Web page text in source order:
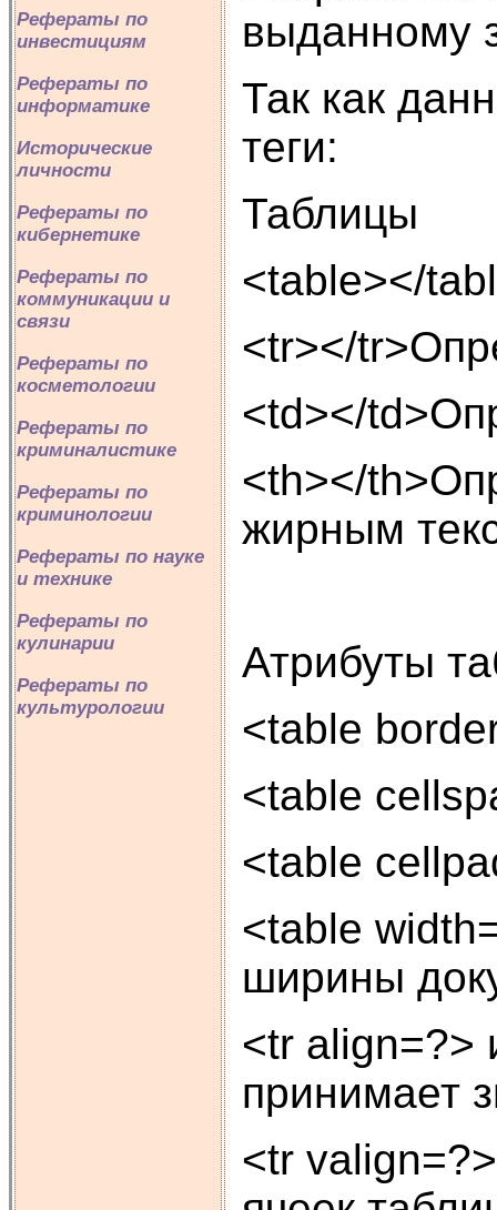
Рефераты по
инвестициям
Рефераты по
информатике
Исторические
личности
Рефераты по
кибернетике
Рефераты по
коммуникации и
связи
Рефераты по
косметологии
Рефераты по
криминалистике
Рефераты по
криминологии
Рефераты по науке
и технике
Рефераты по
кулинарии
Рефераты по
культурологии
выданному
Так как
теги:
Таблицы
<table></
<tr></
<td></
<th></
жирным
Атрибуты
<table
<table
<table
<table
ширины
<tr align=?>
принимает
<tr